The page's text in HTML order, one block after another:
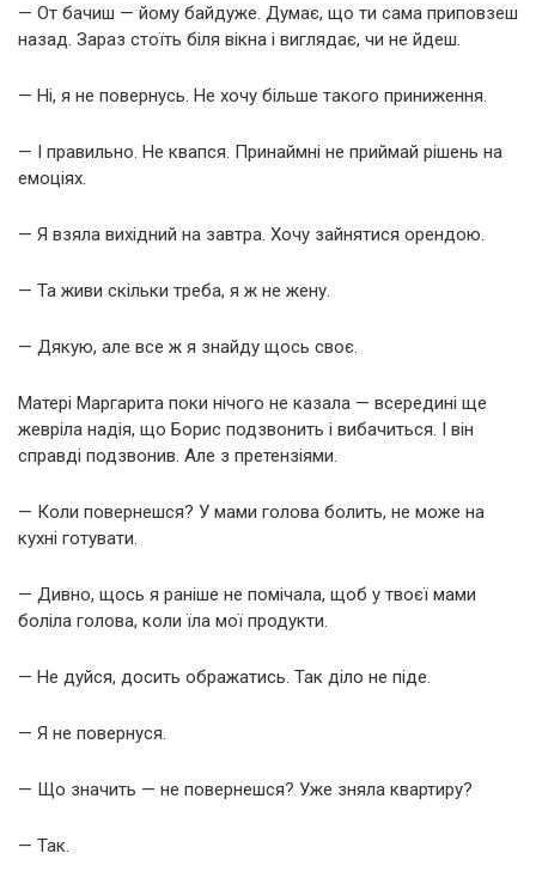
— От бачиш — йому байдуже. Думає, що ти сама приповзеш
назад. Зараз стоїть біля вікна і виглядає, чи не йдеш.
— Ні, я не повернусь. Не хочу більше такого приниження.
— І правильно. Не квапся. Принаймні не приймай рішень на
емоціях.
— Я взяла вихідний на завтра. Хочу зайнятися орендою.
— Та живи скільки треба, я ж не жену.
— Дякую, але все ж я знайду щось своє.
Матері Маргарита поки нічого не казала — всередині ще
жевріла надія, що Борис подзвонить і вибачиться. І він
справді подзвонив. Але з претензіями.
— Коли повернешся? У мами голова болить, не може на
кухні готувати.
— Дивно, щось я раніше не помічала, щоб у твоєї мами
боліла голова, коли їла мої продукти.
— Не дуйся, досить ображатись. Так діло не піде.
— Я не повернуся.
— Що значить — не повернешся? Уже зняла квартиру?
— Так.